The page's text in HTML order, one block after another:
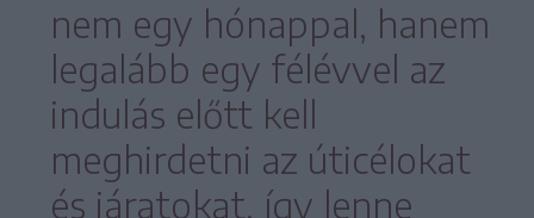
nem egy hónappal, hanem
legalább egy félévvel az
indulás előtt kell
meghirdetni az úticélokat
és járatokat, így lenne